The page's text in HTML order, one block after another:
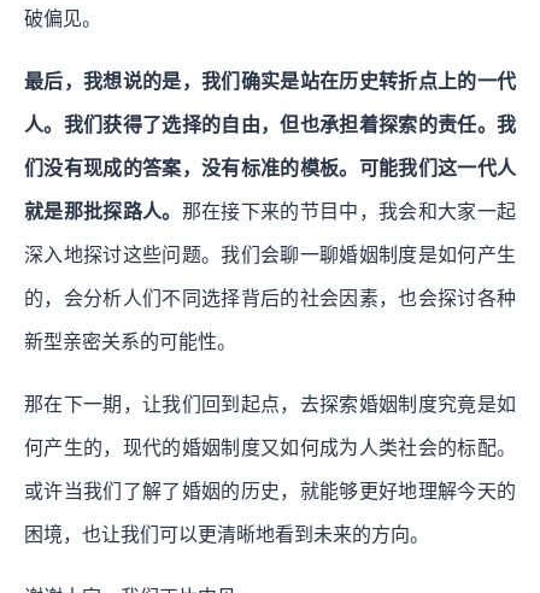
破偏见。
最后，我想说的是，我们确实是站在历史转折点上的一代
人。我们获得了选择的自由，但也承担着探索的责任。我
们没有现成的答案，没有标准的模板。可能我们这一代人
就是那批探路人。 那在接下来的节目中，我会和大家一起
深入地探讨这些问题。我们会聊一聊婚姻制度是如何产生
的，会分析人们不同选择背后的社会因素，也会探讨各种
新型亲密关系的可能性。
那在下一期，让我们回到起点，去探索婚姻制度究竟是如
何产生的，现代的婚姻制度又如何成为人类社会的标配。
或许当我们了解了婚姻的历史，就能够更好地理解今天的
困境，也让我们可以更清晰地看到未来的方向。